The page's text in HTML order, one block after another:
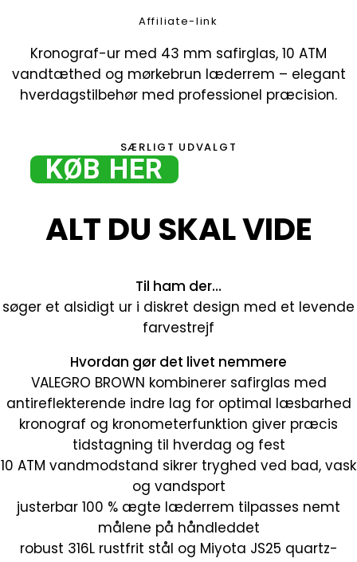
Affiliate-link
Kronograf-ur med 43 mm safirglas, 10 ATM
vandtæthed og mørkebrun læderrem – elegant
hverdagstilbehør med professionel præcision.
SÆRLIGT UDVALGT
KØB HER
ALT DU SKAL VIDE
Til ham der…
søger et alsidigt ur i diskret design med et levende
farvestrejf
Hvordan gør det livet nemmere
VALEGRO BROWN kombinerer safirglas med
antireflekterende indre lag for optimal læsbarhed
kronograf og kronometerfunktion giver præcis
tidstagning til hverdag og fest
10 ATM vandmodstand sikrer tryghed ved bad, vask
og vandsport
justerbar 100 % ægte læderrem tilpasses nemt
målene på håndleddet
robust 316L rustfrit stål og Miyota JS25 quartz-